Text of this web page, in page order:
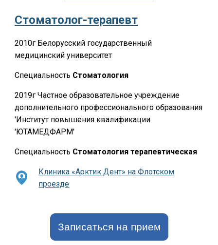
Стоматолог-терапевт
2010г Белорусский государственный
медицинский университет
Специальность Стоматология
2019г Частное образовательное учреждение
дополнительного профессионального образования
'Институт повышения квалификации
'ЮТАМЕДФАРМ'
Специальность Стоматология терапевтическая
Клиника «Арктик Дент» на Флотском
проезде
Записаться на прием